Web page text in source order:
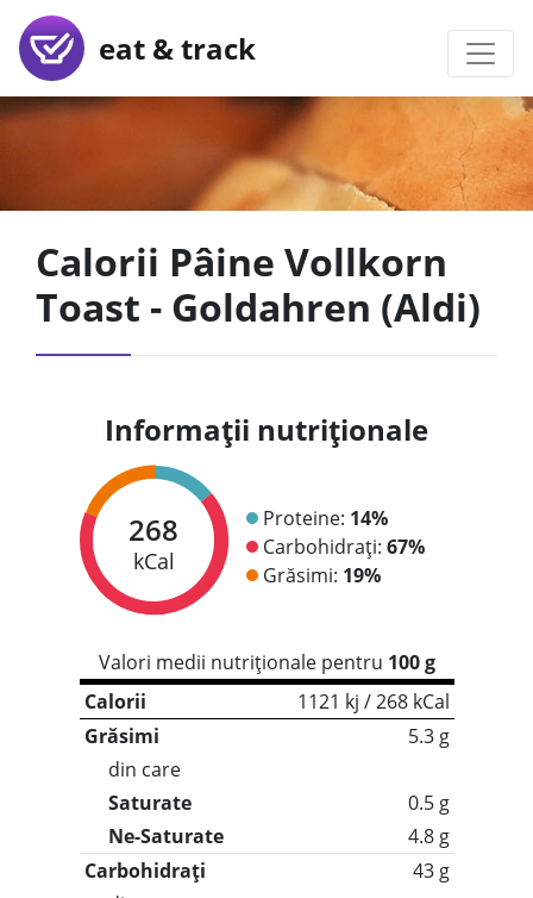
eat & track
Calorii Pâine Vollkorn
Toast - Goldahren (Aldi)
Informații nutriționale
268
kCal
Proteine: 14%
Carbohidrați: 67%
Grăsimi: 19%
Valori medii nutriționale pentru 100 g
Calorii
1121 kj / 268 kCal
Grăsimi
5.3 g
din care
Saturate
0.5 g
Ne-Saturate
4.8 g
Carbohidrați
43 g